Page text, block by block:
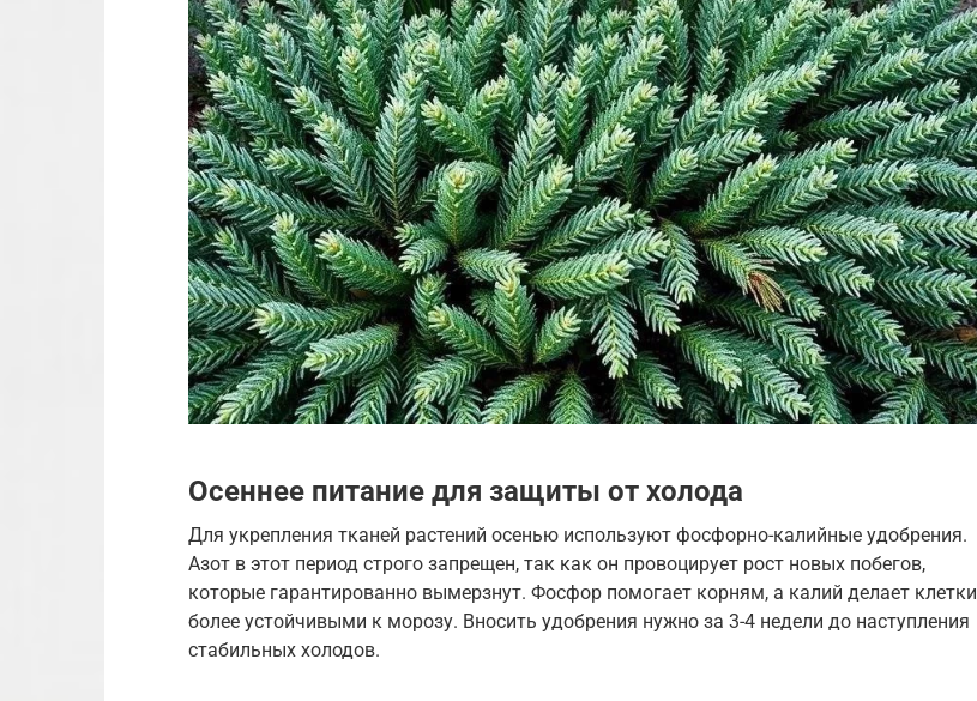
Осеннее питание для защиты от холода
Для укрепления тканей растений осенью используют фосфорно-калийные удобрения.
Азот в этот период строго запрещен, так как он провоцирует рост новых побегов,
которые гарантированно вымерзнут. Фосфор помогает корням, а калий делает клетки
более устойчивыми к морозу. Вносить удобрения нужно за 3-4 недели до наступления
стабильных холодов.